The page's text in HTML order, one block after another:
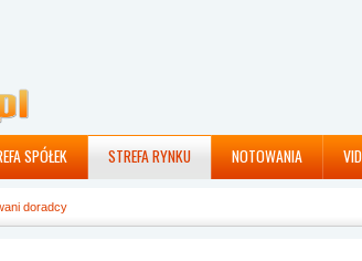
SPÓŁEK STREFA RYNKU NOTOWANIA
doradcy